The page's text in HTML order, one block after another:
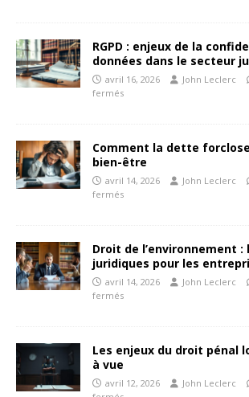
RGPD : enjeux de la
données dans le secteur
avril 16, 2026 John Leclerc
fermés
Comment la dette
bien-être
avril 14, 2026 John Leclerc
fermés
Droit de l’environnement :
juridiques pour les
avril 14, 2026 John Leclerc
fermés
Les enjeux du droit pénal
à vue
avril 12, 2026 John Leclerc